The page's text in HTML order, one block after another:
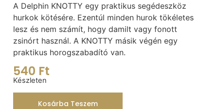
A Delphin KNOTTY egy praktikus segédeszköz
hurkok kötésére. Ezentúl minden hurok tökéletes
lesz és nem számít, hogy damilt vagy fonott
zsinórt használ. A KNOTTY másik végén egy
praktikus horogszabadító van.
540 Ft
Készleten
Kosárba Teszem